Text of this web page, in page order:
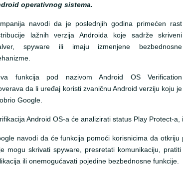
operativnog sistema.
navodi da je poslednjih godina primećen rast
lažnih verzija Androida koje sadrže skriveni
spyware ili imaju izmenjene bezbednosne
funkcija pod nazivom Android OS Verification
da li uređaj koristi zvaničnu Android verziju koju je
Google.
Android OS-a će analizirati status Play Protect-
navodi da će funkcija pomoći korisnicima da
mogu skrivati spyware, presretati komunikaciju,
ili onemogućavati pojedine bezbednosne funkcije.